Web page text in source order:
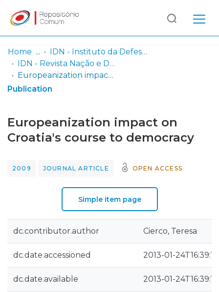
Communities
& Collections
Log
In
(current)
Home
IDN - Instituto da Defesa Nacional
IDN - Revista Nação e Defesa
Europeanization impact on Croatia's course to democracy
Publication
Europeanization impact on
Croatia's course to democracy
2009 JOURNAL ARTICLE OPEN ACCESS
Simple item page
dc.contributor.author Cierco, Teresa
dc.date.accessioned 2013-01-
dc.date.available 2013-01-